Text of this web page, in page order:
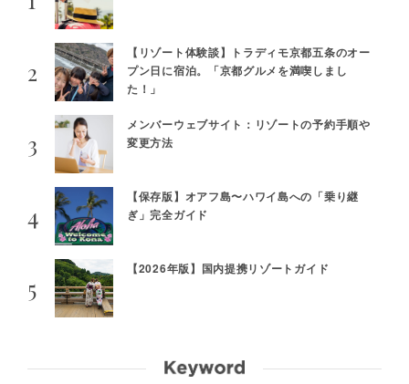
【リゾート体験談】トラディモ京都五条のオー
プン日に宿泊。「京都グルメを満喫しまし
た！」
メンバーウェブサイト：リゾートの予約手順や
変更方法
【保存版】オアフ島〜ハワイ島への「乗り継
ぎ」完全ガイド
【2026年版】国内提携リゾートガイド